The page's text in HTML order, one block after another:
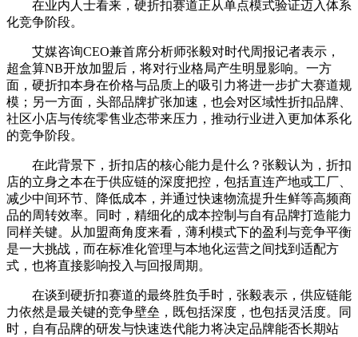
在业内人士看来，硬折扣赛道正从单点模式验证迈入体系
化竞争阶段。
艾媒咨询CEO兼首席分析师张毅对时代周报记者表示，
超盒算NB开放加盟后，将对行业格局产生明显影响。一方
面，硬折扣本身在价格与品质上的吸引力将进一步扩大赛道规
模；另一方面，头部品牌扩张加速，也会对区域性折扣品牌、
社区小店与传统零售业态带来压力，推动行业进入更加体系化
的竞争阶段。
在此背景下，折扣店的核心能力是什么？张毅认为，折扣
店的立身之本在于供应链的深度把控，包括直连产地或工厂、
减少中间环节、降低成本，并通过快速物流提升生鲜等高频商
品的周转效率。同时，精细化的成本控制与自有品牌打造能力
同样关键。从加盟商角度来看，薄利模式下的盈利与竞争平衡
是一大挑战，而在标准化管理与本地化运营之间找到适配方
式，也将直接影响投入与回报周期。
在谈到硬折扣赛道的最终胜负手时，张毅表示，供应链能
力依然是最关键的竞争壁垒，既包括深度，也包括灵活度。同
时，自有品牌的研发与快速迭代能力将决定品牌能否长期站